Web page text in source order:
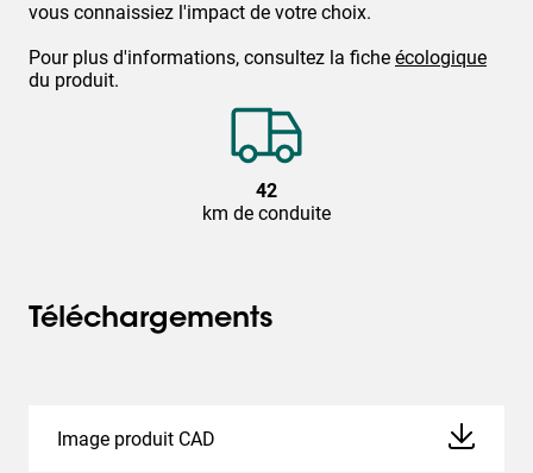
vous connaissiez l'impact de votre choix.
Pour plus d'informations, consultez la fiche écologique
du produit.
42
km de conduite
Téléchargements
Image produit CAD